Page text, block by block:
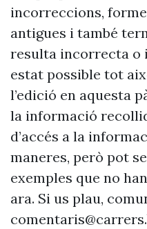
incorreccions,
antigues i també
resulta incorrecta o
estat possible tot
l’edició en aquesta
la informació
d’accés a la
maneres, però pot
exemples que no
ara. Si us plau,